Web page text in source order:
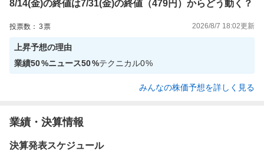
8/14(金)の終値は7/31(金)の終値（479円）からどう動く？
投票数： 3票 2026/8/7 18:02更新
上昇予想の理由
業績50%ニュース50%テクニカル0%
みんなの株価予想を詳しく見る
業績・決算情報
決算発表スケジュール